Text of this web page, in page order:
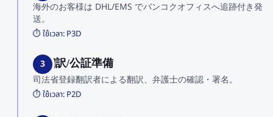
海外のお客様は DHL/EMS でバンコクオフィスへ追跡付き発
送。
⏱️ ใช้เวลา: P3D
3
3. 翻訳/公証準備
司法省登録翻訳者による翻訳、弁護士の確認・署名。
⏱️ ใช้เวลา: P2D